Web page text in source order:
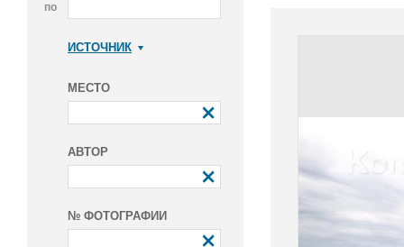
по
ИСТОЧНИК
МЕСТО
АВТОР
№ ФОТОГРАФИИ